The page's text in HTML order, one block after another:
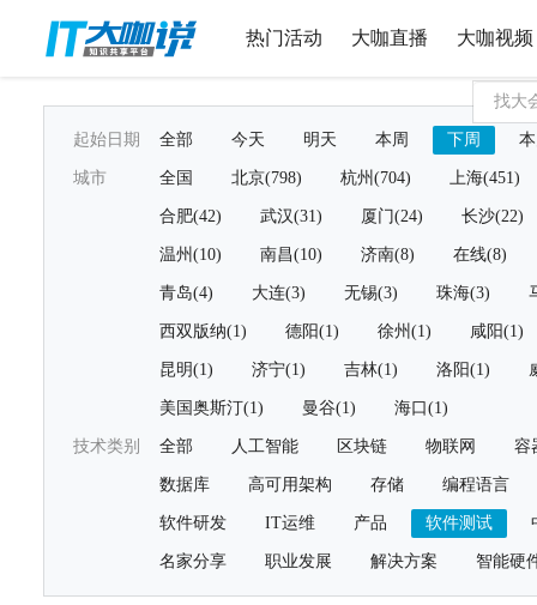
热门活动 大咖直播 大咖视频
起始日期 全部 今天 明天 本周 下周
城市 全国 北京(798) 杭州(704) 上海(451)
合肥(42) 武汉(31) 厦门(24) 长沙(22)
温州(10) 南昌(10) 济南(8) 在线(8)
青岛(4) 大连(3) 无锡(3) 珠海(3)
西双版纳(1) 德阳(1) 徐州(1) 咸阳(1)
昆明(1) 济宁(1) 吉林(1) 洛阳(1)
美国奥斯汀(1) 曼谷(1) 海口(1)
技术类别 全部 人工智能 区块链 物联网 容
数据库 高可用架构 存储 编程语言
软件研发 IT运维 产品 软件测试
名家分享 职业发展 解决方案 智能硬